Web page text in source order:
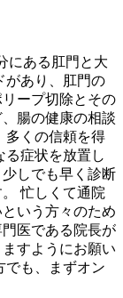
にある肛門と大
があり、肛門の
ープ切除とその
腸の健康の相談
多くの信頼を得
る症状を放置し
しでも早く診断
忙しくて通院
いう方々のため
医である院長が
すようにお願い
でも、まずオン